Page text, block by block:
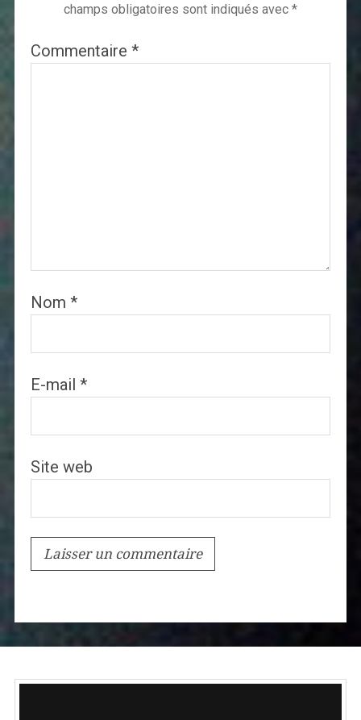
champs obligatoires sont indiqués avec *
Commentaire *
Nom *
E-mail *
Site web